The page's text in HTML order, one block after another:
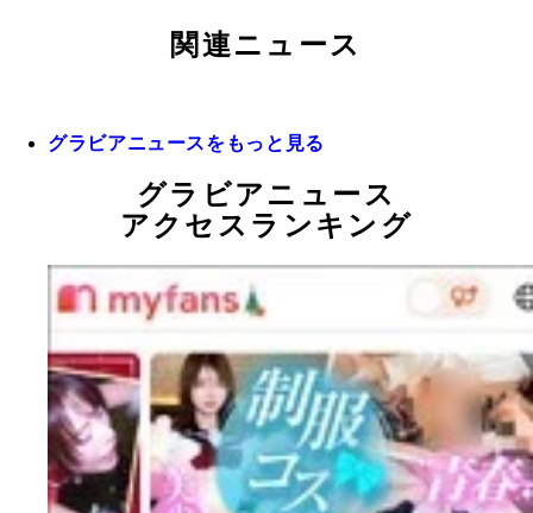
関連ニュース
グラビアニュースをもっと見る
グラビアニュース
アクセスランキング